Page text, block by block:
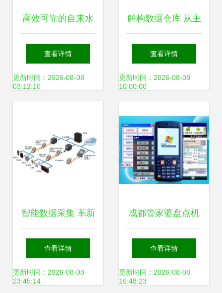
高效可靠的自来水
管网数据采集系统
DATA-9201 技术深
查看详情
更新时间：2026-08-08
03:12:10
解构数据仓库 从主
题导向到价值生成
的核心密码
查看详情
更新时间：2026-08-08
10:00:00
智能数据采集 革新
数据获取方式的关
键技术
查看详情
更新时间：2026-08-08
23:45:14
成都管家婆盘点机
数据采集器手持终
端PDA程序下载及
查看详情
更新时间：2026-08-08
16:48:23